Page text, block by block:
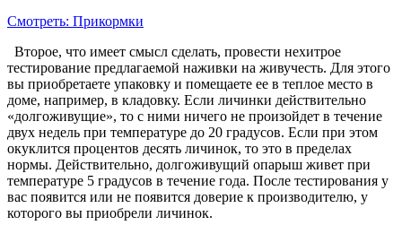
Смотреть: Прикормки
Второе, что имеет смысл сделать, провести нехитрое
тестирование предлагаемой наживки на живучесть. Для этого
вы приобретаете упаковку и помещаете ее в теплое место в
доме, например, в кладовку. Если личинки действительно
«долгоживущие», то с ними ничего не произойдет в течение
двух недель при температуре до 20 градусов. Если при этом
окуклится процентов десять личинок, то это в пределах
нормы. Действительно, долгоживущий опарыш живет при
температуре 5 градусов в течение года. После тестирования у
вас появится или не появится доверие к производителю, у
которого вы приобрели личинок.